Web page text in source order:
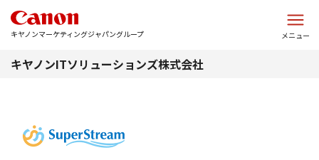
キヤノンマーケティングジャパングループ メニュー
キヤノンITソリューションズ株式会社